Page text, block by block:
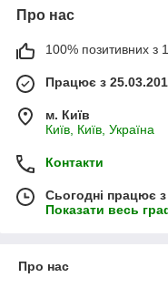
Про нас
100% позитивних з
Працює з
м. Київ
Київ, Київ, Україна
Контакти
Сьогодні працює
Показати весь
Про нас